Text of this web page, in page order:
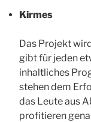
Kirmes
Das Projekt
gibt für jeden
inhaltliches
stehen dem
das Leute aus
profitieren